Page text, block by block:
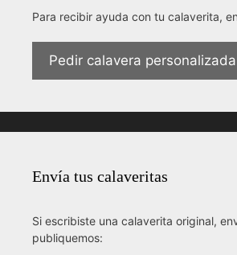
Para recibir ayuda con tu calaverita,
Pedir calavera personalizada
Envía tus calaveritas
Si escribiste una calaverita original,
publiquemos: